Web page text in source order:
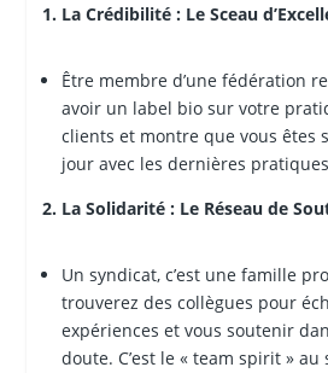
1. La Crédibilité : Le Sceau
Être membre d’une fédération
avoir un label bio sur votre
clients et montre que vous êtes
jour avec les dernières
2. La Solidarité : Le Réseau de
Un syndicat, c’est une famille
trouverez des collègues pour
expériences et vous soutenir
doute. C’est le « team spirit » au